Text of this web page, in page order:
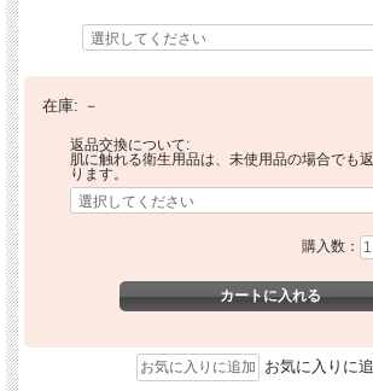
在庫: －
返品交換について:
肌に触れる衛生用品は、未使用品の場合でも
ります。
購入数：
お気に入りに